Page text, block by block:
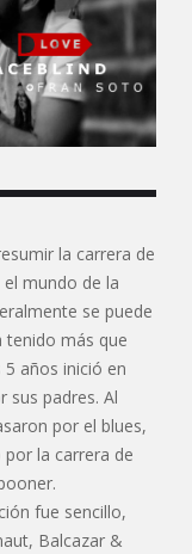
la carrera de
mundo de la
se puede
tenido más que
años inició en
sus padres. Al
por el blues,
la carrera de
fue sencillo,
Balcazar &